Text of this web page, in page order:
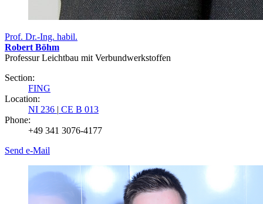
Prof. Dr.-Ing. habil.
Robert Böhm
Professur Leichtbau mit Verbundwerkstoffen
Section:
FING
Location:
NI 236 | CE B 013
Phone:
+49 341 3076-4177
Send e-Mail